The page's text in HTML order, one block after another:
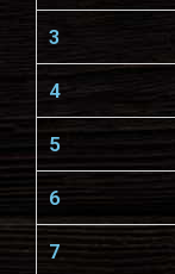
3
4
5
6
7